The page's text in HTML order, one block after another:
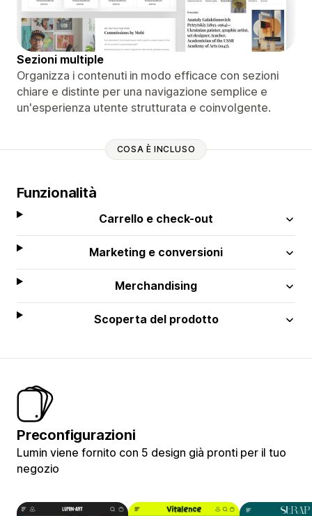
Sezioni multiple
Organizza i contenuti in modo efficace con sezioni
chiare e distinte per una navigazione semplice e
un'esperienza utente strutturata e coinvolgente.
COSA È INCLUSO
Funzionalità
Carrello e check-out
Marketing e conversioni
Merchandising
Scoperta del prodotto
Preconfigurazioni
Lumin viene fornito con 5 design già pronti per il tuo
negozio